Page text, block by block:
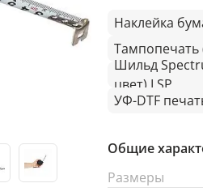
Наклейка
Тампопечать
Шильд
цвет) LSP
УФ-DTF
Общие
Размеры